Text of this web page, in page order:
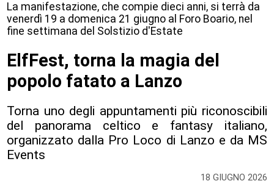
18 GIUGNO 2026
La manifestazione, che compie dieci anni, si terrà da
venerdì 19 a domenica 21 giugno al Foro Boario, nel
fine settimana del Solstizio d'Estate
ElfFest, torna la magia del
popolo fatato a Lanzo
Torna uno degli appuntamenti più riconoscibili
del panorama celtico e fantasy italiano,
organizzato dalla Pro Loco di Lanzo e da MS
Events